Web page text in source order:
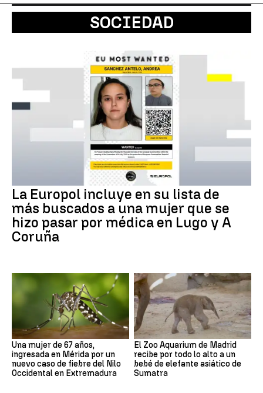
SOCIEDAD
La Europol incluye en su lista de
más buscados a una mujer que se
hizo pasar por médica en Lugo y A
Coruña
Una mujer de 67 años,
ingresada en Mérida por un
nuevo caso de fiebre del Nilo
Occidental en Extremadura
El Zoo Aquarium de Madrid
recibe por todo lo alto a un
bebé de elefante asiático de
Sumatra